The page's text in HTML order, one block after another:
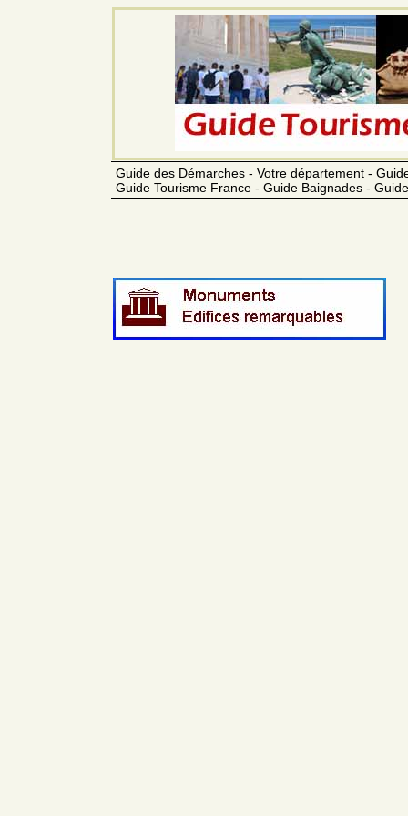
Guide des Démarches - Votre département -
Guide Tourisme France - Guide Baignades -